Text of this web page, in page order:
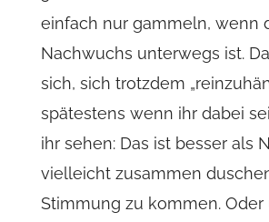
einfach nur gammeln, wenn
Nachwuchs unterwegs ist.
sich, sich trotzdem
spätestens wenn ihr dabei
ihr sehen: Das ist besser als
vielleicht zusammen
Stimmung zu kommen. Oder